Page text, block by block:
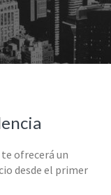
ofrecerá un
desde el primer